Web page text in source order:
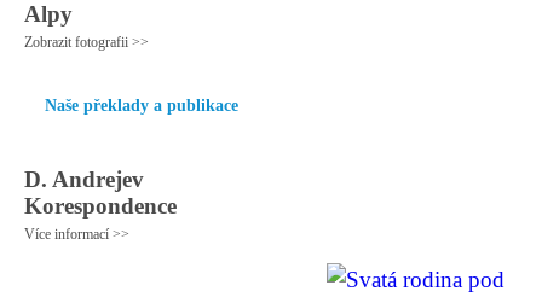
Alpy
Zobrazit fotografii >>
Naše překlady a publikace
D. Andrejev
Korespondence
Více informací >>